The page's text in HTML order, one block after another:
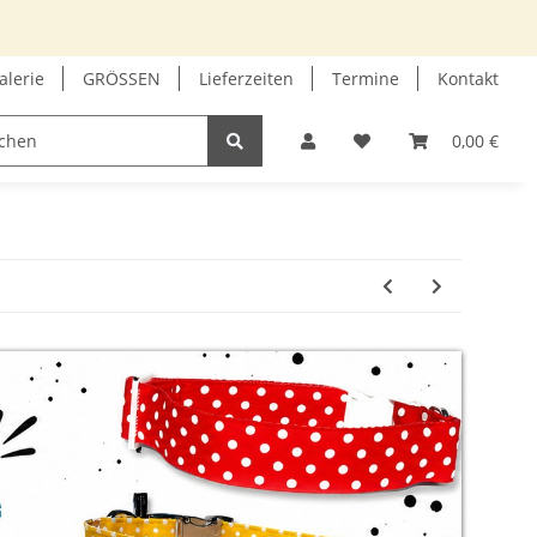
GRÖSSEN Lieferzeiten Termine Kontakt
0,00 €
GUTSCHEIN INFOECKE